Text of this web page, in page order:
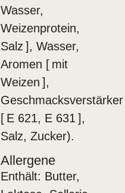
Wasser,
Weizenprotein,
Salz ], Wasser,
Aromen [ mit
Weizen ],
Geschmacksverstärker
[ E 621, E 631 ],
Salz, Zucker).
Allergene
Enthält: Butter,